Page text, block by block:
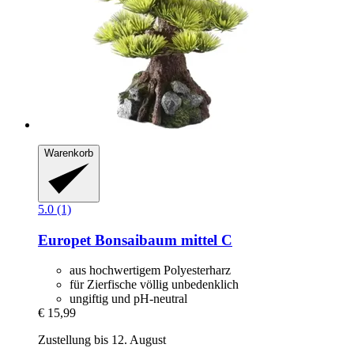
Warenkorb
5.0 (1)
Europet Bonsaibaum mittel C
aus hochwertigem Polyesterharz
für Zierfische völlig unbedenklich
ungiftig und pH-neutral
€ 15,99
Zustellung bis 12. August